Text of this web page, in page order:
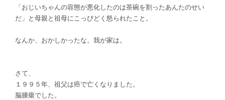
「おじいちゃんの容態が悪化したのは茶碗を割ったあんたのせい
だ」と母親と祖母にこっぴどく怒られたこと。
なんか、おかしかったな。我が家は。
さて、
１９９５年、祖父は癌で亡くなりました。
脳腫瘍でした。